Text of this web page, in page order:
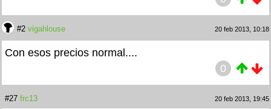
#2 vigahlouse 20 feb 2013, 10:18
Con esos precios normal....
0
#27 frc13 20 feb 2013, 19:45